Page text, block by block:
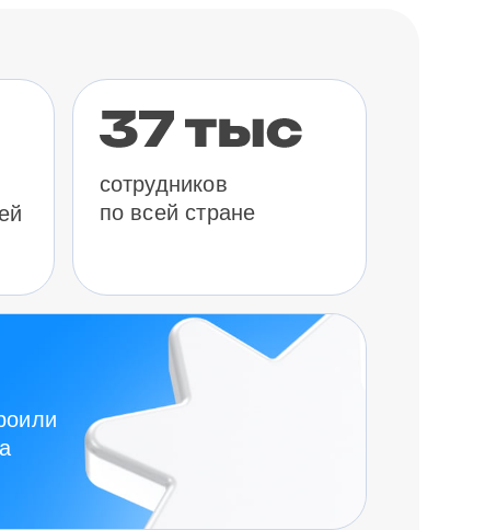
сотрудников
по всей стране